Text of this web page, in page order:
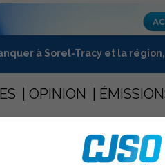
à Sorel-Tracy et la
OPINION